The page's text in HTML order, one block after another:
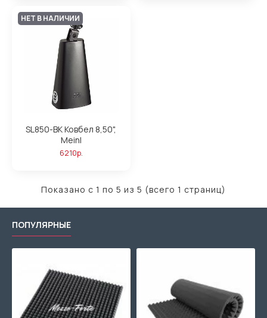
НЕТ В НАЛИЧИИ
SL850-BK Ковбел 8,50",
Meinl
6210р.
Показано с 1 по 5 из 5 (всего 1 страниц)
ПОПУЛЯРНЫЕ